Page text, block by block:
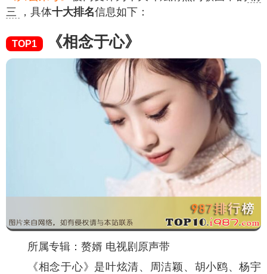
三
，具体十大排名信息如下：
TOP1 《相念于心》
所属专辑：赘婿 电视剧原声带
《相念于心》是叶炫清、周洁颖、胡小鸥、杨宇